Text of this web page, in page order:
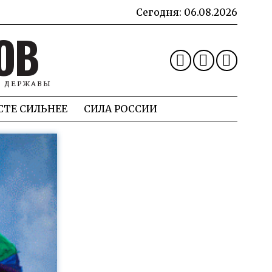
Сегодня: 06.08.2026
ДЕРЖАВЫ
СИЛЬНЕЕ СИЛА РОССИИ